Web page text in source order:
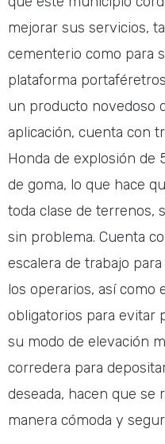
mejorar sus servicios,
cementerio como para
plataforma
un producto novedoso
aplicación, cuenta con
Honda de explosión de
de goma, lo que hace
toda clase de terrenos,
sin problema. Cuenta
escalera de trabajo
los operarios, así como
obligatorios para evitar
su modo de elevación
corredera para
deseada, hacen que se
manera cómoda y